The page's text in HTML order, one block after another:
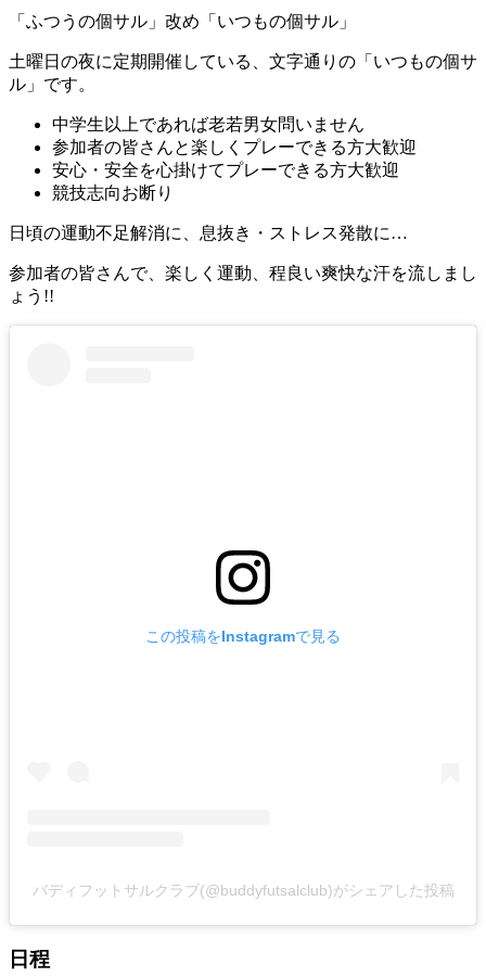
「ふつうの個サル」改め「いつもの個サル」
土曜日の夜に定期開催している、文字通りの「いつもの個サ
ル」です。
中学生以上であれば老若男女問いません
参加者の皆さんと楽しくプレーできる方大歓迎
安心・安全を心掛けてプレーできる方大歓迎
競技志向お断り
日頃の運動不足解消に、息抜き・ストレス発散に…
参加者の皆さんで、楽しく運動、程良い爽快な汗を流しまし
ょう!!
この投稿をInstagramで見る
バディフットサルクラブ(@buddyfutsalclub)がシェアした投稿
日程